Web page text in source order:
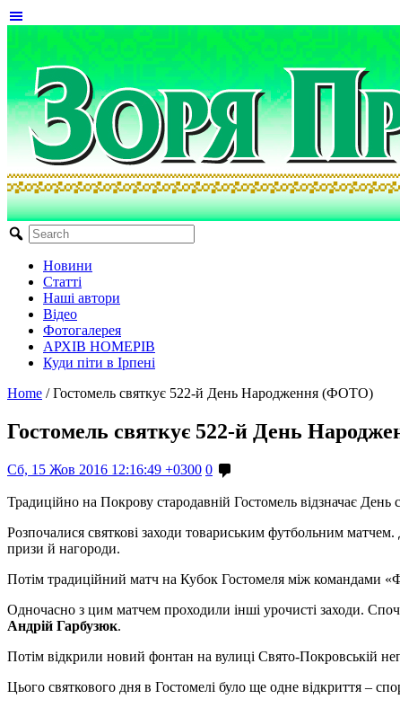
Новини
Статті
Наші автори
Відео
Фотогалерея
АРХІВ НОМЕРІВ
Куди піти в Ірпені
Home / Гостомель святкує 522-й День Народження (ФОТО)
Гостомель святкує 522-й День
Сб, 15 Жов 2016 12:16:49 +0300 0
Традиційно на Покрову стародавній Гостомель відзначає
Розпочалися святкові заходи товариським футбольним матчем.
призи й нагороди.
Потім традиційний матч на Кубок Гостомеля між командами
Одночасно з цим матчем проходили інші урочисті заходи.
Андрій Гарбузюк.
Потім відкрили новий фонтан на вулиці Свято-Покровській
Цього святкового дня в Гостомелі було ще одне відкриття –